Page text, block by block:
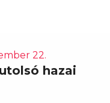
22.
hazai